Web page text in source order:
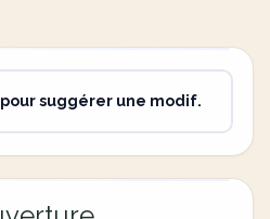
suggérer une modif.